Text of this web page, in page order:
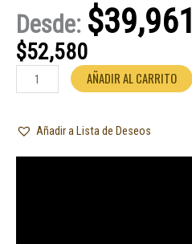
Desde: $39,961
$52,580
Bandeja
Cogonauts
FIXITO
AÑADIR AL CARRITO
Añadir a Lista de Deseos